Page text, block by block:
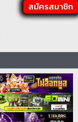
สมัครสมาชิก